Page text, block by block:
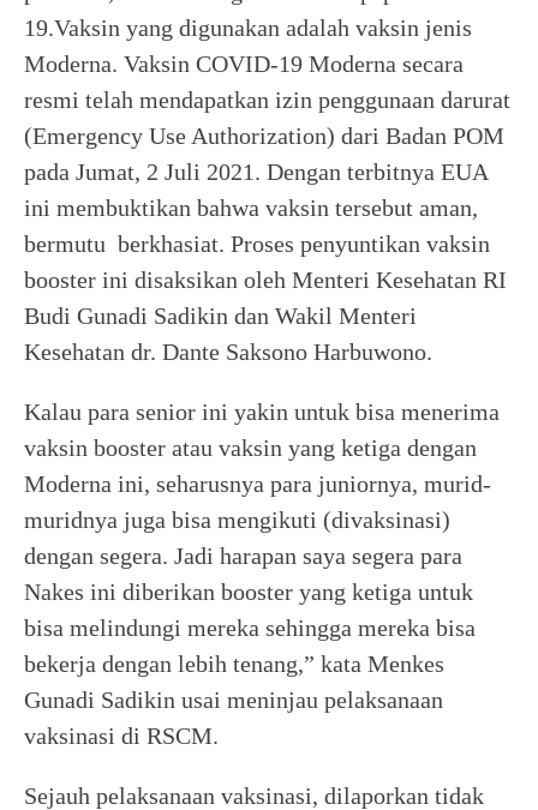
19.Vaksin yang digunakan adalah vaksin jenis
Moderna. Vaksin COVID-19 Moderna secara
resmi telah mendapatkan izin penggunaan darurat
(Emergency Use Authorization) dari Badan POM
pada Jumat, 2 Juli 2021. Dengan terbitnya EUA
ini membuktikan bahwa vaksin tersebut aman,
bermutu berkhasiat. Proses penyuntikan vaksin
booster ini disaksikan oleh Menteri Kesehatan RI
Budi Gunadi Sadikin dan Wakil Menteri
Kesehatan dr. Dante Saksono Harbuwono.
Kalau para senior ini yakin untuk bisa menerima
vaksin booster atau vaksin yang ketiga dengan
Moderna ini, seharusnya para juniornya, murid-
muridnya juga bisa mengikuti (divaksinasi)
dengan segera. Jadi harapan saya segera para
Nakes ini diberikan booster yang ketiga untuk
bisa melindungi mereka sehingga mereka bisa
bekerja dengan lebih tenang,” kata Menkes
Gunadi Sadikin usai meninjau pelaksanaan
vaksinasi di RSCM.
Sejauh pelaksanaan vaksinasi, dilaporkan tidak